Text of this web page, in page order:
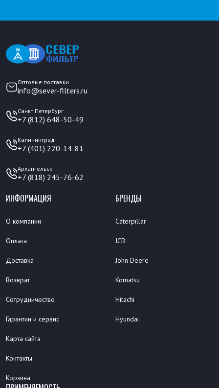
Оптовые поставки
info@sever-filters.ru
Санкт Петербург
+7 (812) 648-50-49
Калининград
+7 (401) 220-14-81
Архангельск
+7 (818) 245-76-62
ИНФОРМАЦИЯ
О компании
Оплата
Доставка
Возврат
Сотрудничество
Гарантии и сервис
Карта сайта
Контакты
Корзина
БРЕНДЫ
Caterpillar
JCB
John Deere
Komatsu
Hitachi
Hyundai